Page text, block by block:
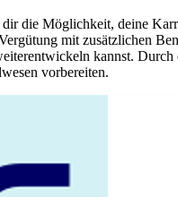
die Möglichkeit, deine
mit zusätzlichen
kannst.
vorbereiten.